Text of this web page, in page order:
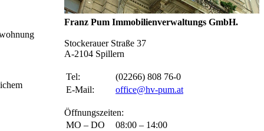
Franz Pum Immobilienverwaltungs GmbH.
Stockerauer Straße 37
A-2104 Spillern
Tel:
(02266) 808 76-0
E-Mail:
office@hv-pum.at
Öffnungszeiten:
MO – DO
08:00 – 14:00